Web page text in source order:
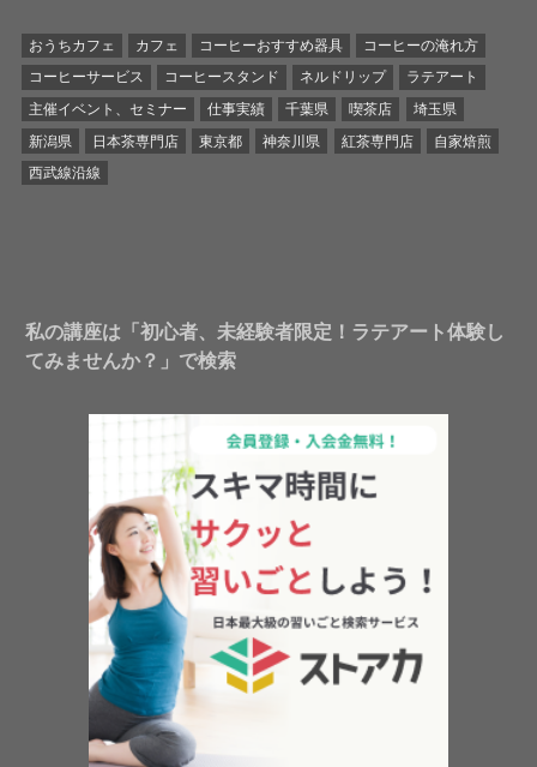
おうちカフェ カフェ コーヒーおすすめ器具
コーヒーの淹れ方
コーヒーサービス
コーヒースタンド ネルドリップ
ラテアート
主催イベント、セミナー
仕事実績 千葉県 喫茶店
埼玉県
新潟県
日本茶専門店 東京都 神奈川県 紅茶専門店
自家焙煎
西武線沿線
私の講座は「初心者、未経験者限定！ラテアート体験し
てみませんか？」で検索